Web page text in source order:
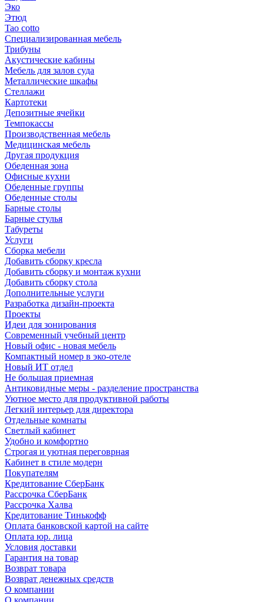
Эко
Этюд
Tao cotto
Специализированная мебель
Трибуны
Акустические кабины
Мебель для залов суда
Металлические шкафы
Стеллажи
Картотеки
Депозитные ячейки
Темпокассы
Производственная мебель
Медицинская мебель
Другая продукция
Обеденная зона
Офисные кухни
Обеденные группы
Обеденные столы
Барные столы
Барные стулья
Табуреты
Услуги
Сборка мебели
Добавить сборку кресла
Добавить сборку и монтаж кухни
Добавить сборку стола
Дополнительные услуги
Разработка дизайн-проекта
Проекты
Идеи для зонирования
Современный учебный центр
Новый офис - новая мебель
Компактный номер в эко-отеле
Новый ИТ отдел
Не большая приемная
Антиковидные меры - разделение пространства
Уютное место для продуктивной работы
Легкий интерьер для директора
Отдельные комнаты
Светлый кабинет
Удобно и комфортно
Строгая и уютная переговрная
Кабинет в стиле модерн
Покупателям
Кредитование СберБанк
Рассрочка СберБанк
Рассрочка Халва
Кредитование Тинькофф
Оплата банковской картой на сайте
Оплата юр. лица
Условия доставки
Гарантия на товар
Возврат товара
Возврат денежных средств
О компании
О компании